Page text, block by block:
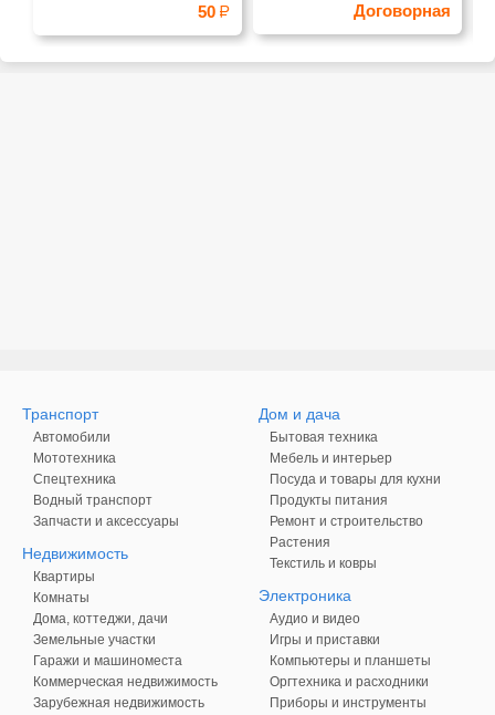
50 Договорная
Транспорт
Автомобили
Мототехника
Спецтехника
Водный транспорт
Запчасти и аксессуары
Недвижимость
Квартиры
Комнаты
Дома, коттеджи, дачи
Земельные участки
Гаражи и машиноместа
Коммерческая недвижимость
Зарубежная недвижимость
Дом и дача
Бытовая техника
Мебель и интерьер
Посуда и товары для кухни
Продукты питания
Ремонт и строительство
Растения
Текстиль и ковры
Электроника
Аудио и видео
Игры и приставки
Компьютеры и планшеты
Оргтехника и расходники
Приборы и инструменты